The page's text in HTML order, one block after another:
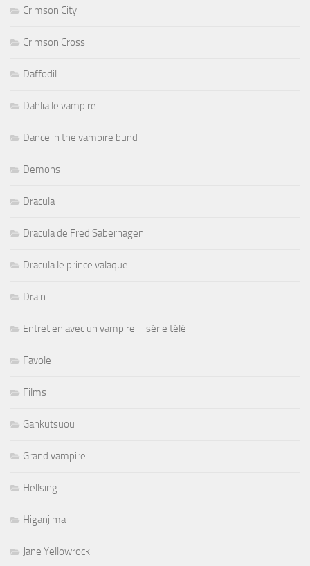
Crimson City
Crimson Cross
Daffodil
Dahlia le vampire
Dance in the vampire bund
Demons
Dracula
Dracula de Fred Saberhagen
Dracula le prince valaque
Drain
Entretien avec un vampire – série télé
Favole
Films
Gankutsuou
Grand vampire
Hellsing
Higanjima
Jane Yellowrock